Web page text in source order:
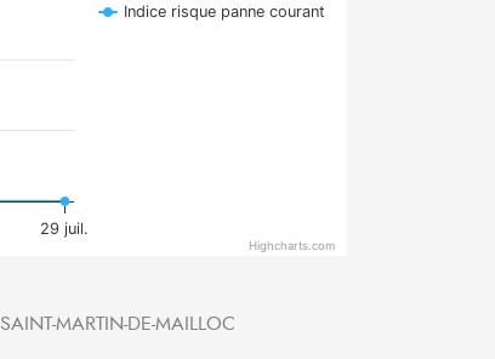
Indice risque panne courant
29 juil.
Highcharts.com
SAINT-MARTIN-DE-MAILLOC